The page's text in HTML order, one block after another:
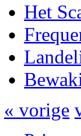
Het
« vorige